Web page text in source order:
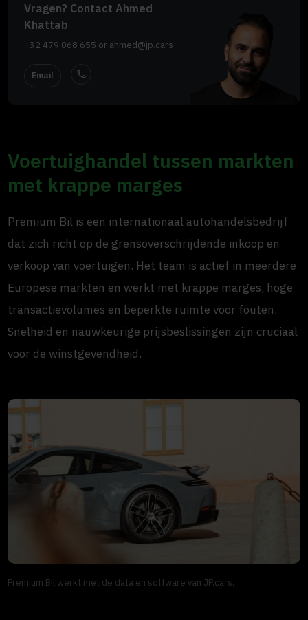
Vragen? Contact Ahmed
Khattab
+32 479 068 655 or ahmed@jp.cars
Email call
Voertuighandel tussen markten
met krappe marges
Premium Bil is een internationaal autohandelsbedrijf
dat zich richt op de grensoverschrijdende inkoop en
verkoop van voertuigen. Het team is actief in meerdere
Europese markten en werkt met krappe marges, hoge
transactievolumes en beperkte ruimte voor fouten.
Snelheid en nauwkeurige prijsbeslissingen zijn cruciaal
voor de winstgevendheid.
Premium Bil werkt met de data en software van JP.cars.